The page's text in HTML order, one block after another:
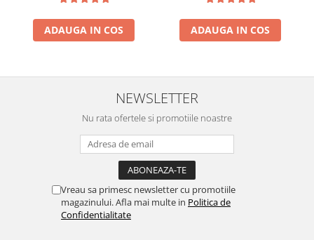
ADAUGA IN COS ADAUGA IN COS
NEWSLETTER
Nu rata ofertele si promotiile noastre
Vreau sa primesc newsletter cu promotiile
magazinului. Afla mai multe in Politica de
Confidentialitate